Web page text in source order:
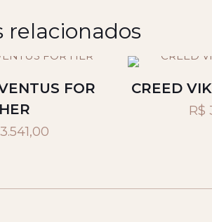
relacionados
FOR
HER
3.541,00
CREED
R$